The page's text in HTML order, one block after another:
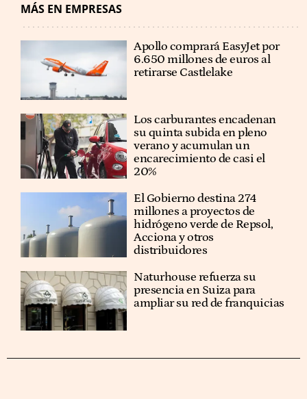
MÁS EN EMPRESAS
Apollo comprará EasyJet por
6.650 millones de euros al
retirarse Castlelake
Los carburantes encadenan
su quinta subida en pleno
verano y acumulan un
encarecimiento de casi el
20%
El Gobierno destina 274
millones a proyectos de
hidrógeno verde de Repsol,
Acciona y otros
distribuidores
Naturhouse refuerza su
presencia en Suiza para
ampliar su red de franquicias